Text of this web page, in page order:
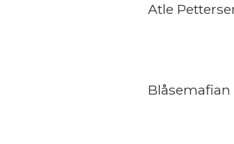
Atle
Blåsemafian